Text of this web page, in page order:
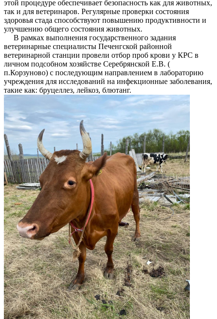
этой процедуре обеспечивает безопасность как для животных,
так и для ветеринаров. Регулярные проверки состояния
здоровья стада способствуют повышению продуктивности и
улучшению общего состояния животных.
В рамках выполнения государственного задания
ветеринарные специалисты Печенгской районной
ветеринарной станции провели отбор проб крови у КРС в
личном подсобном хозяйстве Серебрянской Е.В. (
п.Корзуново) с последующим направлением в лабораторию
учреждения для исследований на инфекционные заболевания,
такие как: бруцеллез, лейкоз, блютанг.